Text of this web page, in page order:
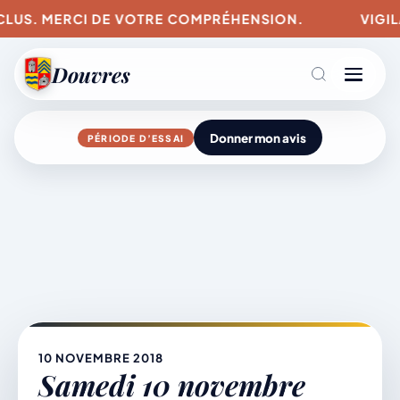
MERCI DE VOTRE COMPRÉHENSION.
Douvres
Agenda
Mairie & Vie municipale
PÉRIODE D’ESSAI Donner mon avis
10 NOVEMBRE 2018
Samedi 10 novembre